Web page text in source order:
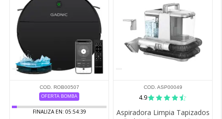
COD. ROB00507
OFERTA BOMBA
FINALIZA EN: 05:54:38
COD. ASP00049
4.9
Aspiradora Limpia Tapizados